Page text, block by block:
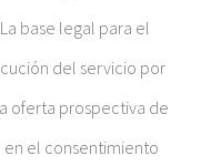
base legal para el
del servicio por
oferta prospectiva de
en el consentimiento